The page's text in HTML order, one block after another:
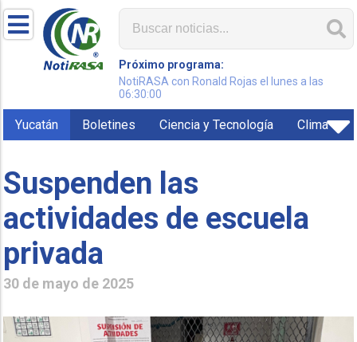
Próximo programa:
NotiRASA con Ronald Rojas el lunes a las
06:30:00
Yucatán Boletines Ciencia y Tecnología Clima
Suspenden las
actividades de escuela
privada
30 de mayo de 2025